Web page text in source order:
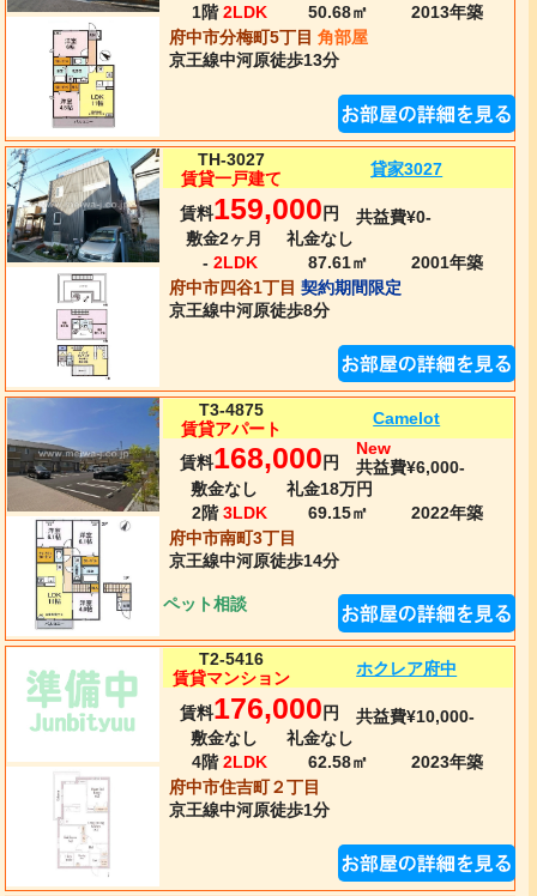
1階 2LDK 50.68㎡ 2013年築
府中市分梅町5丁目 角部屋
京王線中河原徒歩13分
TH-3027
賃貸一戸建て
貸家3027
賃料159,000円
共益費¥0-
敷金2ヶ月
礼金なし
- 2LDK 87.61㎡ 2001年築
府中市四谷1丁目 契約期間限定
京王線中河原徒歩8分
T3-4875
賃貸アパート
Camelot
賃料168,000 円
New
共益費¥6,000-
敷金なし
礼金18万円
2階 3LDK 69.15㎡ 2022年築
府中市南町3丁目
京王線中河原徒歩14分
ペット相談
T2-5416
賃貸マンション
ホクレア府中
賃料176,000 円
共益費¥10,000-
敷金なし
礼金なし
4階 2LDK 62.58㎡ 2023年築
府中市住吉町２丁目
京王線中河原徒歩1分